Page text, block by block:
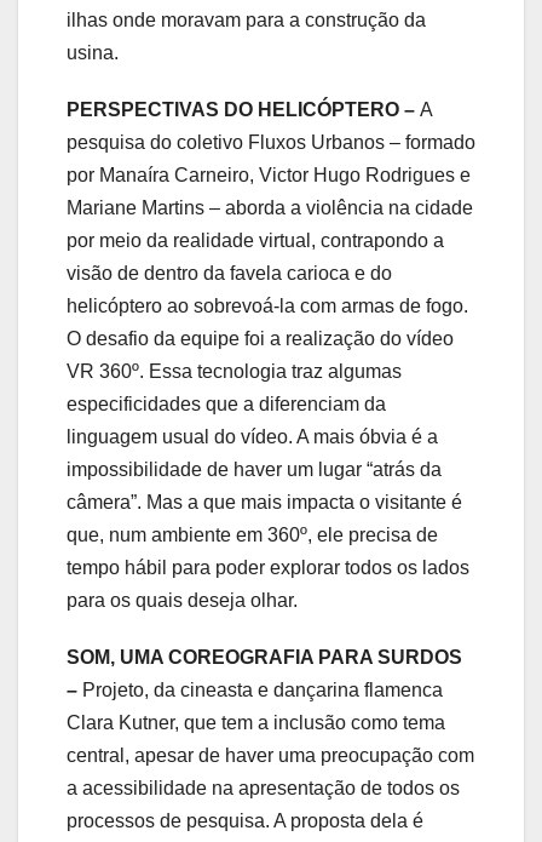
ilhas onde moravam para a construção da
usina.
PERSPECTIVAS DO HELICÓPTERO – A
pesquisa do coletivo Fluxos Urbanos – formado
por Manaíra Carneiro, Victor Hugo Rodrigues e
Mariane Martins – aborda a violência na cidade
por meio da realidade virtual, contrapondo a
visão de dentro da favela carioca e do
helicóptero ao sobrevoá-la com armas de fogo.
O desafio da equipe foi a realização do vídeo
VR 360º. Essa tecnologia traz algumas
especificidades que a diferenciam da
linguagem usual do vídeo. A mais óbvia é a
impossibilidade de haver um lugar “atrás da
câmera”. Mas a que mais impacta o visitante é
que, num ambiente em 360º, ele precisa de
tempo hábil para poder explorar todos os lados
para os quais deseja olhar.
SOM, UMA COREOGRAFIA PARA SURDOS
– Projeto, da cineasta e dançarina flamenca
Clara Kutner, que tem a inclusão como tema
central, apesar de haver uma preocupação com
a acessibilidade na apresentação de todos os
processos de pesquisa. A proposta dela é